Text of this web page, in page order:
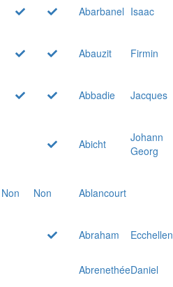
Abarbanel Isaac
Abauzit
Firmin
Abbadie
Jacques
Abicht
Johann
Georg
Non Non
Ablancourt
Abraham
AbrenethéeDaniel